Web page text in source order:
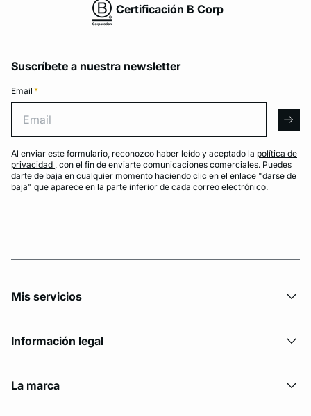
Certificación B Corp
Suscríbete a nuestra newsletter
Email *
Al enviar este formulario, reconozco haber leído y aceptado la política de
privacidad , con el fin de enviarte comunicaciones comerciales. Puedes
darte de baja en cualquier momento haciendo clic en el enlace "darse de
baja" que aparece en la parte inferior de cada correo electrónico.
Mis servicios
Información legal
La marca